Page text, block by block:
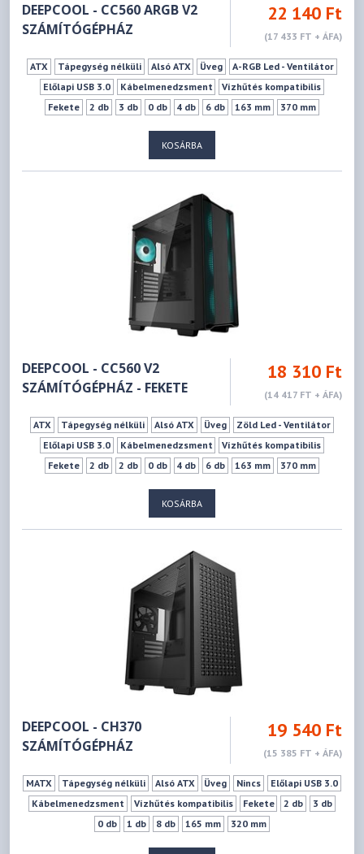
DEEPCOOL - CC560 ARGB V2
SZÁMÍTÓGÉPHÁZ
22 140 Ft
(17 433 FT + ÁFA)
ATX Tápegység nélküli Alsó ATX Üveg
A-RGB Led - Ventilátor
Előlapi USB 3.0
Kábelmenedzsment
Vízhűtés kompatibilis
Fekete
2 db 3 db 0 db 4 db 6 db 163 mm 370 mm
KOSÁRBA
DEEPCOOL - CC560 V2
SZÁMÍTÓGÉPHÁZ - FEKETE
18 310 Ft
(14 417 FT + ÁFA)
ATX Tápegység nélküli Alsó ATX Üveg
Zöld Led - Ventilátor
Előlapi USB 3.0
Kábelmenedzsment
Vízhűtés kompatibilis
Fekete
2 db 2 db 0 db 4 db 6 db 163 mm 370 mm
KOSÁRBA
DEEPCOOL - CH370
SZÁMÍTÓGÉPHÁZ
19 540 Ft
(15 385 FT + ÁFA)
MATX Tápegység nélküli Alsó ATX Üveg Nincs
Előlapi USB 3.0
Kábelmenedzsment
Vízhűtés kompatibilis Fekete 2 db
3 db
0 db
1 db 8 db 165 mm 320 mm